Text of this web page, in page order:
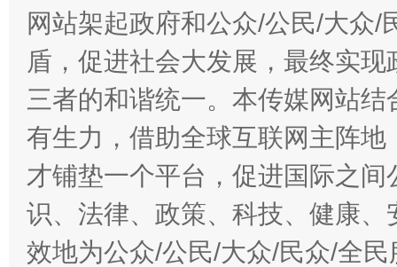
网站架起政府和公众/公民/大众
盾，促进社会大发展，最终实
三者的和谐统一。本传媒网站
有生力，借助全球互联网主阵
才铺垫一个平台，促进国际之
识、法律、政策、科技、健康
效地为公众/公民/大众/民众/全